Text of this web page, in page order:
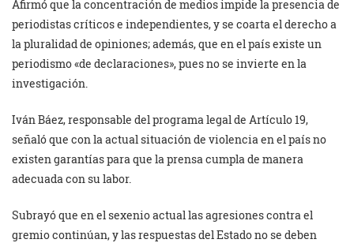
Afirmó que la concentración de medios impide la presencia de
periodistas críticos e independientes, y se coarta el derecho a
la pluralidad de opiniones; además, que en el país existe un
periodismo «de declaraciones», pues no se invierte en la
investigación.
Iván Báez, responsable del programa legal de Artículo 19,
señaló que con la actual situación de violencia en el país no
existen garantías para que la prensa cumpla de manera
adecuada con su labor.
Subrayó que en el sexenio actual las agresiones contra el
gremio continúan, y las respuestas del Estado no se deben